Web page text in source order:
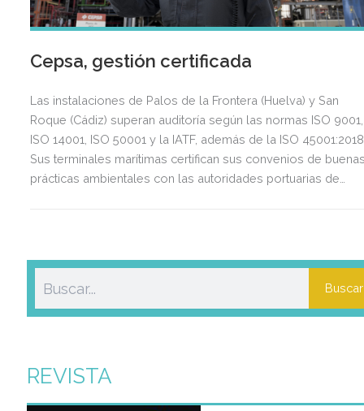
Cepsa, gestión certificada
Las instalaciones de Palos de la Frontera (Huelva) y San
Roque (Cádiz) superan auditoría según las normas ISO 9001,
ISO 14001, ISO 50001 y la IATF, además de la ISO
Sus terminales marítimas certifican sus convenios de
prácticas ambientales con las autoridades portuarias de
Buscar
REVISTA